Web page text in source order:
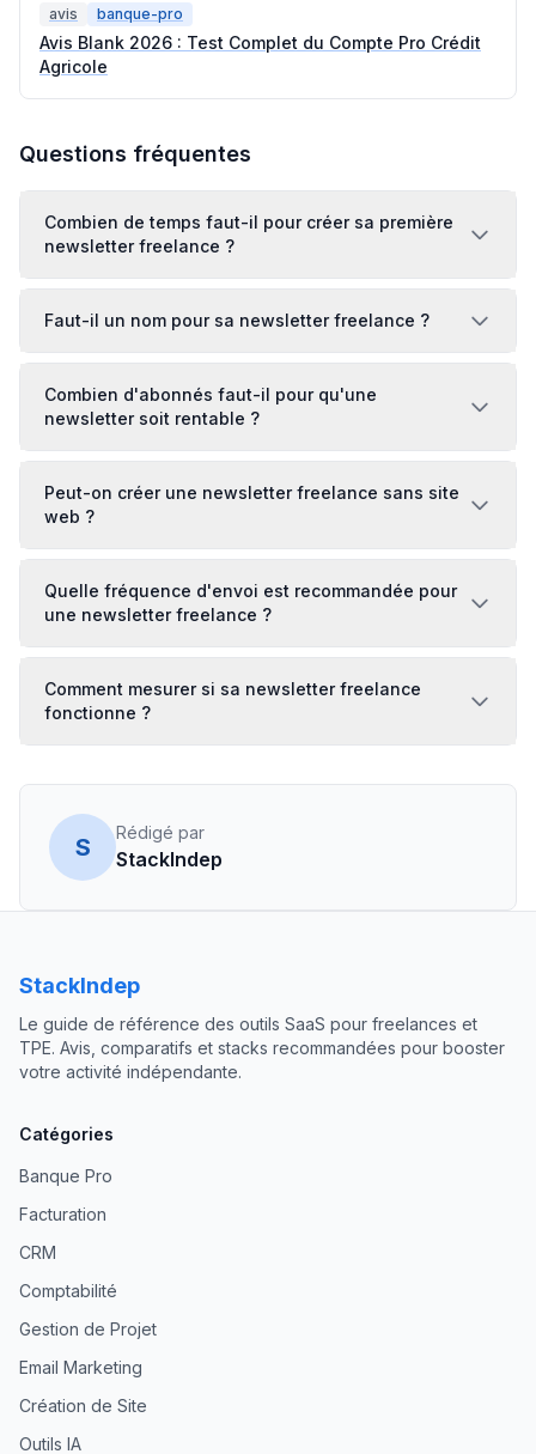
avis banque-pro
Avis Blank 2026 : Test Complet du Compte Pro Crédit
Agricole
Questions fréquentes
Combien de temps faut-il pour créer sa première
newsletter freelance ?
Faut-il un nom pour sa newsletter freelance ?
Combien d'abonnés faut-il pour qu'une
newsletter soit rentable ?
Peut-on créer une newsletter freelance sans site
web ?
Quelle fréquence d'envoi est recommandée pour
une newsletter freelance ?
Comment mesurer si sa newsletter freelance
fonctionne ?
S
Rédigé par
StackIndep
StackIndep
Le guide de référence des outils SaaS pour freelances et
TPE. Avis, comparatifs et stacks recommandées pour booster
votre activité indépendante.
Catégories
Banque Pro
Facturation
CRM
Comptabilité
Gestion de Projet
Email Marketing
Création de Site
Outils IA